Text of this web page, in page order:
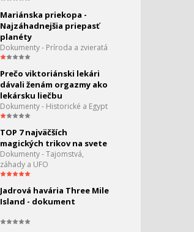
Mariánska priekopa -
Najzáhadnejšia priepasť
planéty
Dokumenty - Príroda a zvieratá
Prečo viktoriánski lekári
dávali ženám orgazmy ako
lekársku liečbu
Dokumenty - Historické a Egypt
TOP 7 najväčších
magických trikov na svete
Dokumenty - Tajomstvá,
záhady a UFO
Jadrová havária Three Mile
Island - dokument